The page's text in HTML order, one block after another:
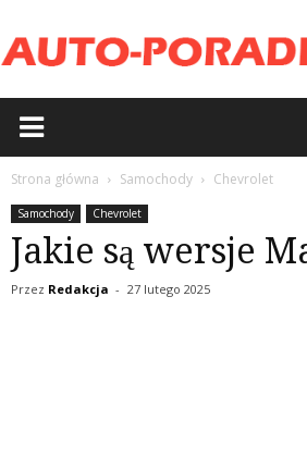
Strona główna Samochody Chevrolet
Samochody Chevrolet
Jakie są wersje
Przez Redakcja - 27 lutego 2025